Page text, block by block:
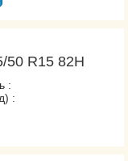
50 R15 82H
:
: